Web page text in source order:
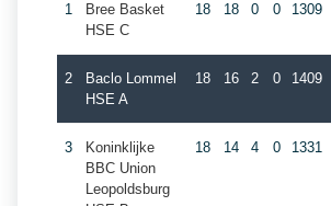
1
Bree Basket
HSE C
18 18 0 0 1309
2
Baclo Lommel
HSE A
18 16 2 0 1409
3
Koninklijke
BBC Union
Leopoldsburg
18 14 4 0 1331